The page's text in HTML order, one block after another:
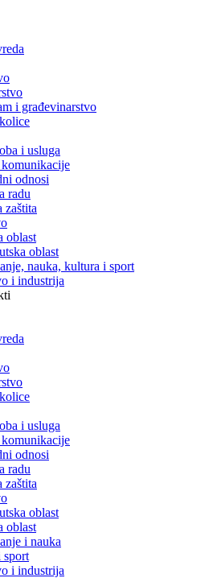
i građevinarstvo
i usluga
odnosi
radu
zaštita
oblast
oblast
nauka, kultura i sport
i industrija
i usluga
odnosi
radu
zaštita
oblast
oblast
i nauka
i industrija